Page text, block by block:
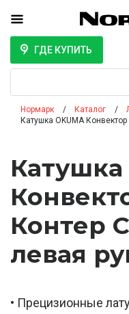
ГДЕ КУПИТЬ
Нормарк Каталог
Катушка OKUMA
Катушка
Контер
левая
• Прецизионные